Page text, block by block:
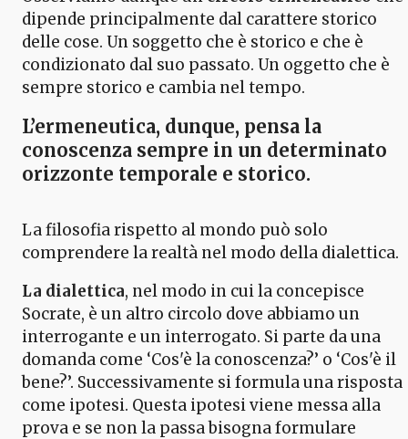
dipende principalmente dal carattere storico
delle cose. Un soggetto che è storico e che è
condizionato dal suo passato. Un oggetto che è
sempre storico e cambia nel tempo.
L’ermeneutica, dunque, pensa la
conoscenza sempre in un determinato
orizzonte temporale e storico.
La filosofia rispetto al mondo può solo
comprendere la realtà nel modo della dialettica.
La dialettica, nel modo in cui la concepisce
Socrate, è un altro circolo dove abbiamo un
interrogante e un interrogato. Si parte da una
domanda come ‘Cos'è la conoscenza?’ o ‘Cos'è il
bene?’. Successivamente si formula una risposta
come ipotesi. Questa ipotesi viene messa alla
prova e se non la passa bisogna formulare